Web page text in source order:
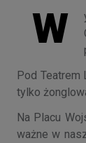
W
Pod Teatrem
tylko
Na Placu
ważne w